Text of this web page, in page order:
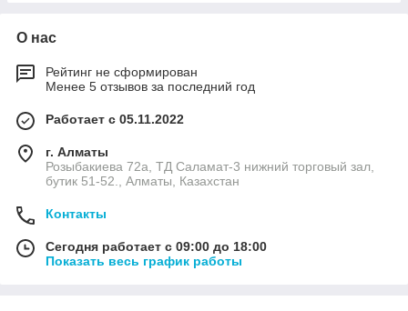
О нас
Рейтинг не сформирован
Менее 5 отзывов за последний год
Работает с 05.11.2022
г. Алматы
Розыбакиева 72а, ТД Саламат-3 нижний торговый зал,
бутик 51-52., Алматы, Казахстан
Контакты
Сегодня работает с 09:00 до 18:00
Показать весь график работы